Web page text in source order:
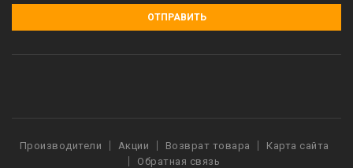
ОТПРАВИТЬ
Производители Акции Возврат товара
Карта сайта
Обратная связь